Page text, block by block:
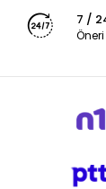
7 /